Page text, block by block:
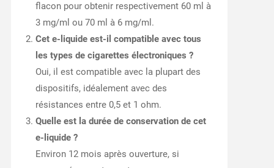
flacon pour obtenir respectivement 60 ml à
3 mg/ml ou 70 ml à 6 mg/ml.
Cet e-liquide est-il compatible avec tous
les types de cigarettes électroniques ?
Oui, il est compatible avec la plupart des
dispositifs, idéalement avec des
résistances entre 0,5 et 1 ohm.
Quelle est la durée de conservation de cet
e-liquide ?
Environ 12 mois après ouverture, si